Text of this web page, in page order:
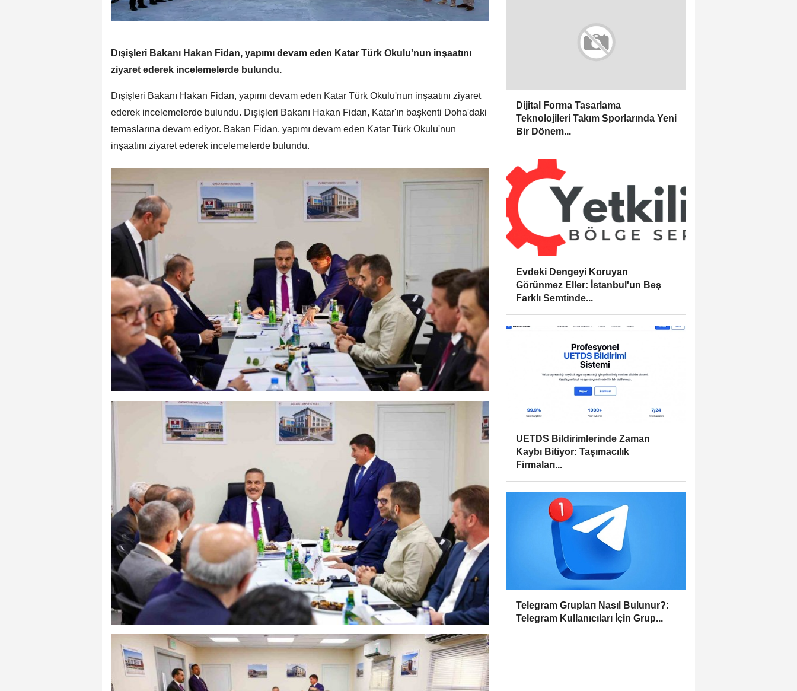
Dışişleri Bakanı Hakan Fidan, yapımı devam eden Katar Türk Okulu'nun inşaatını
ziyaret ederek incelemelerde bulundu.
Dışişleri Bakanı Hakan Fidan, yapımı devam eden Katar Türk Okulu'nun inşaatını ziyaret
ederek incelemelerde bulundu. Dışişleri Bakanı Hakan Fidan, Katar'ın başkenti Doha'daki
temaslarına devam ediyor. Bakan Fidan, yapımı devam eden Katar Türk Okulu'nun
inşaatını ziyaret ederek incelemelerde bulundu.
Dijital Forma Tasarlama
Teknolojileri Takım Sporlarında Yeni
Bir Dönem...
Evdeki Dengeyi Koruyan
Görünmez Eller: İstanbul'un Beş
Farklı Semtinde...
UETDS Bildirimlerinde Zaman
Kaybı Bitiyor: Taşımacılık
Firmaları...
Telegram Grupları Nasıl Bulunur?:
Telegram Kullanıcıları İçin Grup...